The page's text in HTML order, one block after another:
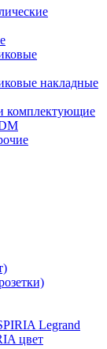
накладные
комплектующие
Legrand
цвет